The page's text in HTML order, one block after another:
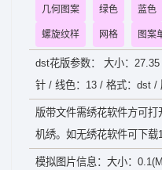
几何图案 绿色 蓝色
螺旋纹样 网格 图案
dst花版参数： 大小：
针 / 线色：13 / 格式：dst /
版带文件需绣花软件方可
机绣。如无绣花软件可下载
模拟图片信息：大小：